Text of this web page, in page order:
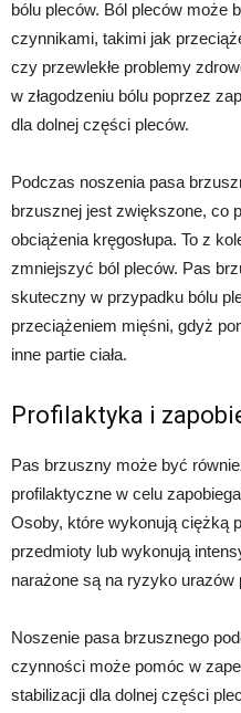
bólu pleców. Ból pleców może
czynnikami, takimi jak
czy przewlekłe problemy
w złagodzeniu bólu poprzez
dla dolnej części pleców.
Podczas noszenia pasa
brzusznej jest zwiększone, co
obciążenia kręgosłupa. To z
zmniejszyć ból pleców. Pas
skuteczny w przypadku bólu
przeciążeniem mięśni, gdyż
inne partie ciała.
Profilaktyka i
Pas brzuszny może być
profilaktyczne w celu
Osoby, które wykonują ciężką
przedmioty lub wykonują
narażone są na ryzyko urazów
Noszenie pasa brzusznego
czynności może pomóc w
stabilizacji dla dolnej części